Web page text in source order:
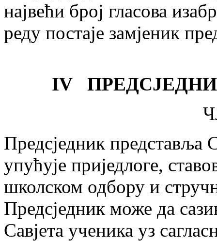
највећи број гласова
реду постаје замјеник
IV
Предсједник представља
упућује приједлоге,
школском одбору и
Предсједник може да
Савјета ученика уз